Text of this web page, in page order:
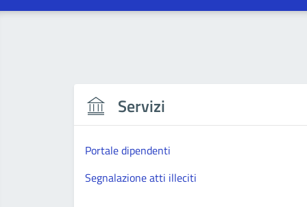
Servizi
Portale dipendenti
Segnalazione atti illeciti